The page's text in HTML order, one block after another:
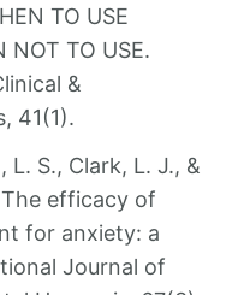
TO USE
NOT TO USE.
&
41(1).
L. S., Clark, L. J., &
efficacy of
for anxiety: a
Journal of